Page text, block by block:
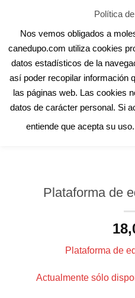
content
Aula Online Contacto
INICIO
Plataforma de
Plataforma de
Actualmente sólo
Política
Nos vemos obligados a
canedupo.com utiliza cookies
datos estadísticos de la
así poder recopilar información
las páginas web. Las cookies
datos de carácter personal. Si
entiende que acepta su uso.